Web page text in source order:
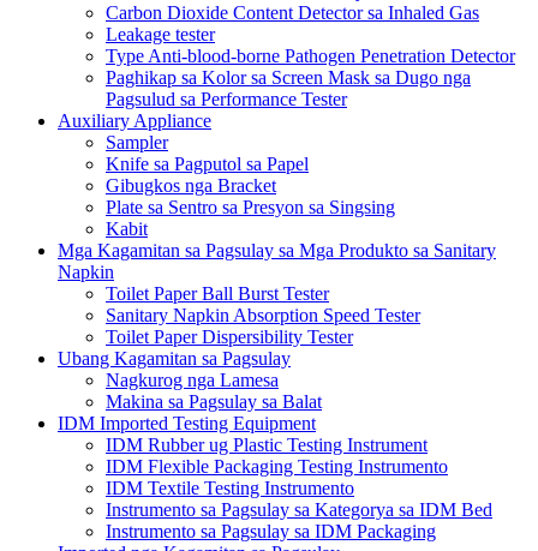
Carbon Dioxide Content Detector sa Inhaled Gas
Leakage tester
Type Anti-blood-borne Pathogen Penetration Detector
Paghikap sa Kolor sa Screen Mask sa Dugo nga
Pagsulud sa Performance Tester
Auxiliary Appliance
Sampler
Knife sa Pagputol sa Papel
Gibugkos nga Bracket
Plate sa Sentro sa Presyon sa Singsing
Kabit
Mga Kagamitan sa Pagsulay sa Mga Produkto sa Sanitary
Napkin
Toilet Paper Ball Burst Tester
Sanitary Napkin Absorption Speed ​​Tester
Toilet Paper Dispersibility Tester
Ubang Kagamitan sa Pagsulay
Nagkurog nga Lamesa
Makina sa Pagsulay sa Balat
IDM Imported Testing Equipment
IDM Rubber ug Plastic Testing Instrument
IDM Flexible Packaging Testing Instrumento
IDM Textile Testing Instrumento
Instrumento sa Pagsulay sa Kategorya sa IDM Bed
Instrumento sa Pagsulay sa IDM Packaging